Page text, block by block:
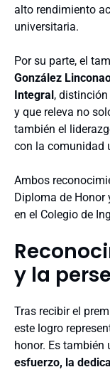
alto rendimiento
universitaria.
Por su parte, el
González
Integral,
y que releva no
también el
con la comunidad
Ambos
Diploma de Honor
en el Colegio de
y la
Tras recibir el
este logro
honor. Es también
esfuerzo, la